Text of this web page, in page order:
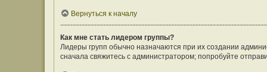
Вернуться к началу
Как мне стать лидером группы?
Лидеры групп обычно назначаются при их создании
сначала свяжитесь с администратором; попробуйте